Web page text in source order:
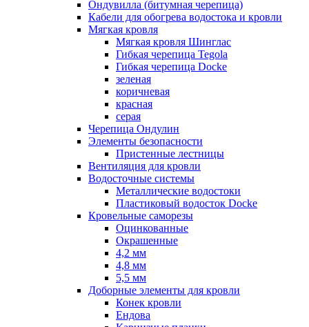
Ондувилла (битумная черепица)
Кабели для обогрева водостока и кровли
Мягкая кровля
Мягкая кровля Шинглас
Гибкая черепица Tegola
Гибкая черепица Docke
зеленая
коричневая
красная
серая
Черепица Ондулин
Элементы безопасности
Пристенные лестницы
Вентиляция для кровли
Водосточные системы
Металлические водостоки
Пластиковый водосток Docke
Кровельные саморезы
Оцинкованные
Окрашенные
4,2 мм
4,8 мм
5,5 мм
Доборные элементы для кровли
Конек кровли
Ендова